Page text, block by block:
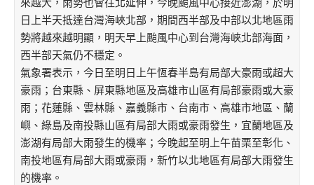
日上半天抵達台灣海峽北部，期間西半部及中部以北地區雨
勢將越來越明顯，明天早上颱風中心到台灣海峽北部海面，
西半部天氣仍不穩定。
氣象署表示，今日至明日上午恆春半島有局部大豪雨或超大
豪雨；台東縣、屏東縣地區及高雄市山區有局部豪雨或大豪
雨；花蓮縣、雲林縣、嘉義縣市、台南市、高雄市地區、蘭
嶼、綠島及南投縣山區有局部大雨或豪雨發生，宜蘭地區及
澎湖有局部大雨發生的機率；今晚起至明上午苗栗至彰化、
南投地區有局部大雨或豪雨，新竹以北地區有局部大雨發生
的機率。